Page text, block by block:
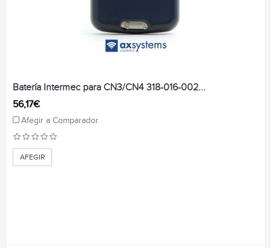
Batería Intermec para CN3/CN4 318-016-002...
56,17€
Afegir a Comparador
AFEGIR